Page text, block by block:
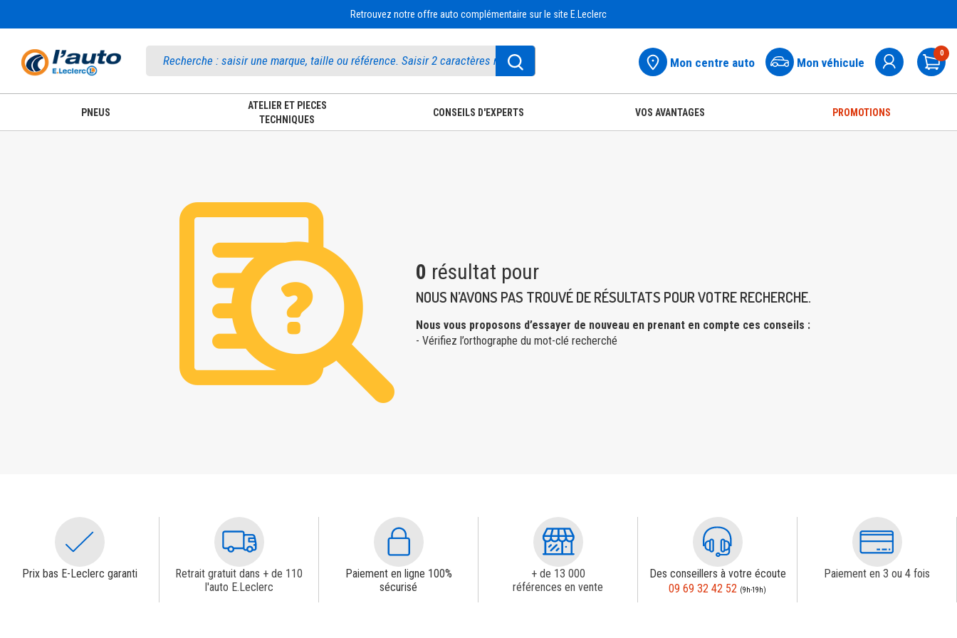
Retrouvez notre offre auto complémentaire sur le site E.Leclerc
Mon centre auto Mon véhicule
0
PNEUS
ATELIER ET PIECES
TECHNIQUES
CONSEILS D'EXPERTS VOS AVANTAGES PROMOTIONS
0 résultat pour
NOUS N’AVONS PAS TROUVÉ DE RÉSULTATS POUR VOTRE RECHERCHE.
Nous vous proposons d’essayer de nouveau en prenant en compte ces conseils :
- Vérifiez l’orthographe du mot-clé recherché
Prix bas E-Leclerc garanti
Retrait gratuit dans + de 110
l'auto E.Leclerc
Paiement en ligne 100%
sécurisé
+ de 13 000
références en vente
Des conseillers à votre écoute
09 69 32 42 52 (9h-19h)
Paiement en 3 ou 4 fois